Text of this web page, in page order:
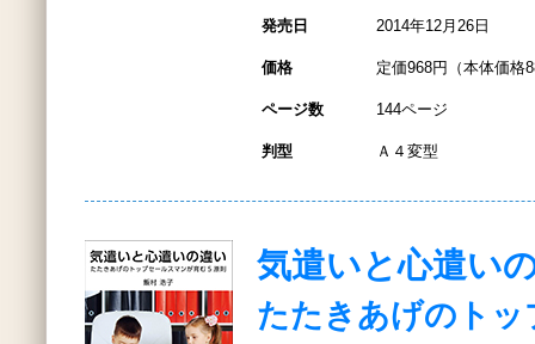
発売日 2014年12月26日
価格 定価968円（本体価格
ページ数 144ページ
判型 Ａ４変型
気遣いと心遣い
たたきあげのト